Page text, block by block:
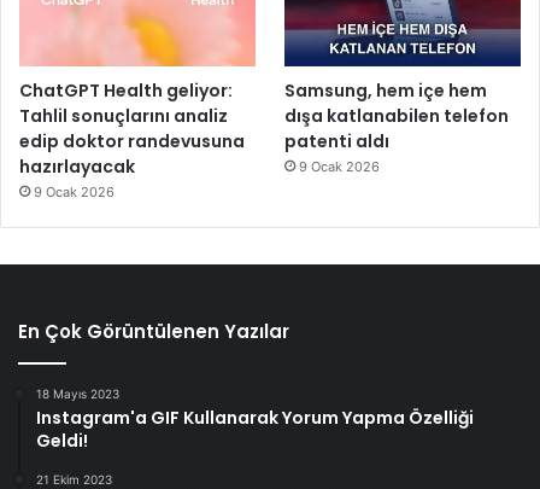
ChatGPT Health geliyor:
Tahlil sonuçlarını analiz
edip doktor randevusuna
hazırlayacak
9 Ocak 2026
Samsung, hem içe hem
dışa katlanabilen telefon
patenti aldı
9 Ocak 2026
En Çok Görüntülenen Yazılar
18 Mayıs 2023
Instagram'a GIF Kullanarak Yorum Yapma Özelliği
Geldi!
21 Ekim 2023